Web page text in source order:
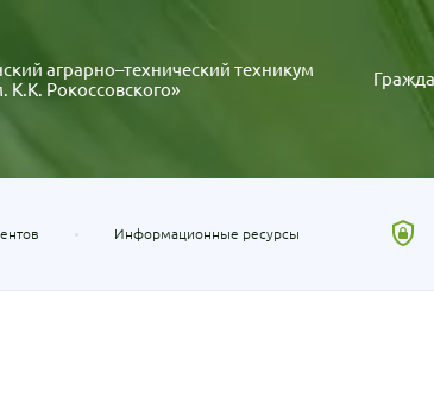
аграрно–технический техникум
К.К. Рокоссовского»
Информационные ресурсы